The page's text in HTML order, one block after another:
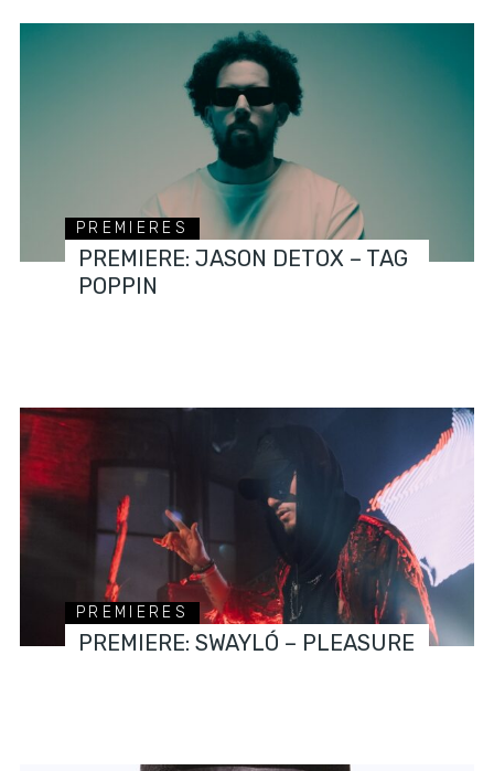
PREMIERES
PREMIERE: JASON DETOX – TAG
POPPIN
PREMIERES
PREMIERE: SWAYLÓ – PLEASURE